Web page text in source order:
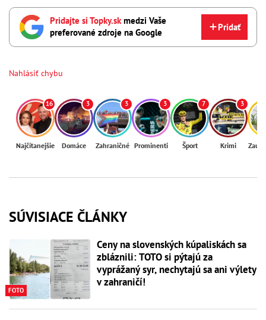
Pridajte si Topky.skmedzi Vaše
preferované zdroje na Google
Pridať
Nahlásiť chybu
16
Najčítanejšie
3
Domáce
3
Zahraničné
3
Prominenti
7
Šport
3
Krimi
SÚVISIACE ČLÁNKY
FOTO
Ceny na slovenských kúpaliskách sa
zbláznili: TOTO si pýtajú za
vyprážaný syr, nechytajú sa ani výlety
v zahraničí!